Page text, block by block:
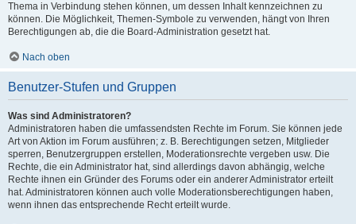
Thema in Verbindung stehen können, um dessen Inhalt kennzeichnen zu
können. Die Möglichkeit, Themen-Symbole zu verwenden, hängt von Ihren
Berechtigungen ab, die die Board-Administration gesetzt hat.
Nach oben
Benutzer-Stufen und Gruppen
Was sind Administratoren?
Administratoren haben die umfassendsten Rechte im Forum. Sie können jede
Art von Aktion im Forum ausführen; z. B. Berechtigungen setzen, Mitglieder
sperren, Benutzergruppen erstellen, Moderationsrechte vergeben usw. Die
Rechte, die ein Administrator hat, sind allerdings davon abhängig, welche
Rechte ihnen ein Gründer des Forums oder ein anderer Administrator erteilt
hat. Administratoren können auch volle Moderationsberechtigungen haben,
wenn ihnen das entsprechende Recht erteilt wurde.